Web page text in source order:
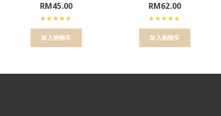
RM45.00
加入购物车
RM62.00
加入购物车